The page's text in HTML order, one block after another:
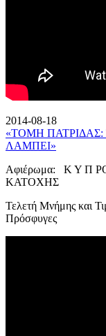
2014-08-18
«ΤΟΜΗ
ΛΑΜΠΕΙ»
Αφιέρωμα: Κ Υ Π
ΚΑΤΟΧΗΣ
Τελετή Μνήμης και
Πρόσφυγες